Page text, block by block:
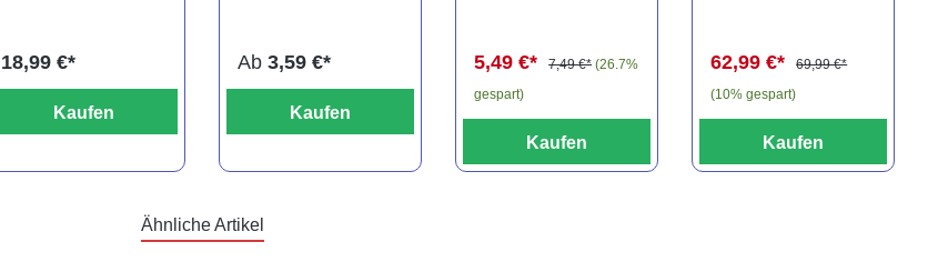
18,99 €*
Kaufen
Ab 3,59 €*
Kaufen
5,49 €*
7,49 €* (26.7%
gespart)
Kaufen
62,99 €*
69,99 €*
(10% gespart)
Kaufen
Ähnliche Artikel